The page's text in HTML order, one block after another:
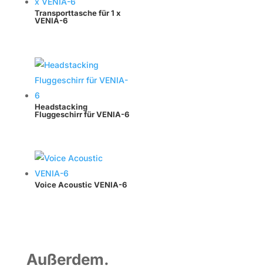
Transporttasche für 1 x
VENIA-6
Headstacking
Fluggeschirr für VENIA-6
Voice Acoustic VENIA-6
Außerdem.